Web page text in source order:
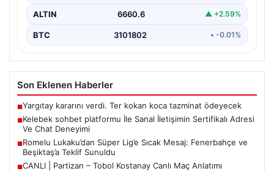
ALTIN 6660.6 ▲ +2.59%
BTC 3101802 • -0.01%
Son Eklenen Haberler
■Yargıtay kararını verdi. Ter kokan koca tazminat ödeyecek
■Kelebek sohbet platformu İle Sanal İletişimin Sertifikalı Adresi
Ve Chat Deneyimi
■Romelu Lukaku’dan Süper Lig’e Sıcak Mesaj: Fenerbahçe ve
Beşiktaş’a Teklif Sunuldu
■CANLI | Partizan – Tobol Kostanay Canlı Maç Anlatımı